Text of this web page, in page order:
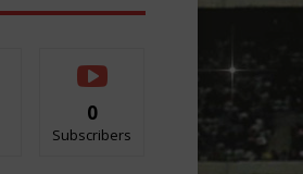
0
Subscribers